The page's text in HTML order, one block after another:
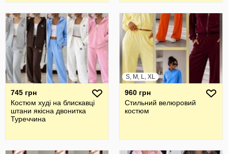
745 грн
Костюм худі на блискавці
штани якісна двонитка
Туреччина
S, M, L, XL
960 грн
Стильний велюровий
костюм